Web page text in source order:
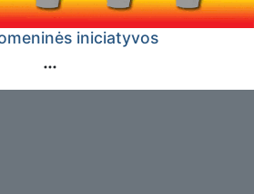
iniciatyvos